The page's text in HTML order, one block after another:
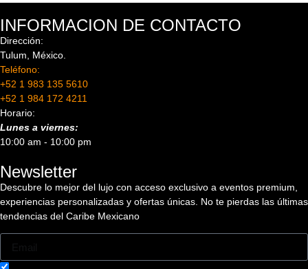
INFORMACION DE CONTACTO
Dirección:
Tulum, México.
Teléfono:
+52 1 983 135 5610
+52 1 984 172 4211
Horario:
Lunes a viernes:
10:00 am - 10:00 pm
Newsletter
Descubre lo mejor del lujo con acceso exclusivo a eventos premium,
experiencias personalizadas y ofertas únicas. No te pierdas las últimas
tendencias del Caribe Mexicano